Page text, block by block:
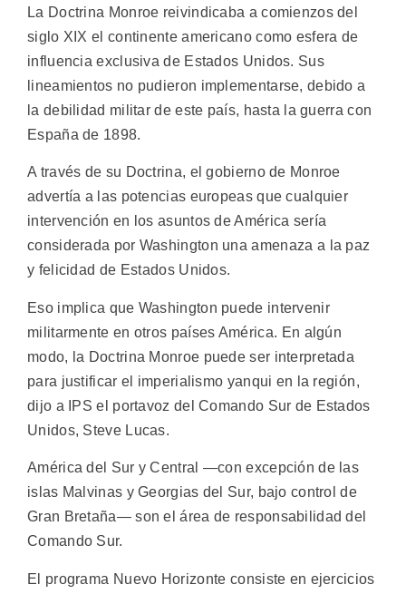
La Doctrina Monroe reivindicaba a comienzos del
siglo XIX el continente americano como esfera de
influencia exclusiva de Estados Unidos. Sus
lineamientos no pudieron implementarse, debido a
la debilidad militar de este país, hasta la guerra con
España de 1898.
A través de su Doctrina, el gobierno de Monroe
advertía a las potencias europeas que cualquier
intervención en los asuntos de América sería
considerada por Washington una amenaza a la paz
y felicidad de Estados Unidos.
Eso implica que Washington puede intervenir
militarmente en otros países América. En algún
modo, la Doctrina Monroe puede ser interpretada
para justificar el imperialismo yanqui en la región,
dijo a IPS el portavoz del Comando Sur de Estados
Unidos, Steve Lucas.
América del Sur y Central —con excepción de las
islas Malvinas y Georgias del Sur, bajo control de
Gran Bretaña— son el área de responsabilidad del
Comando Sur.
El programa Nuevo Horizonte consiste en ejercicios